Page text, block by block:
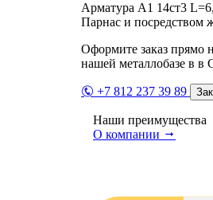
Арматура А1 14ст3
Парнас и посредством
Оформите заказ прямо
нашей металлобазе в в
+7 812 237 39 89
Наши преимущества
О компании